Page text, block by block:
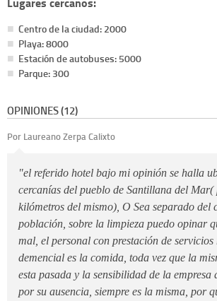
Centro de la ciudad: 2000
Playa: 8000
Estación de autobuses: 5000
Parque: 300
OPINIONES (12)
Por Laureano Zerpa Calixto
"el referido hotel bajo mi opinión se halla
cercanías del pueblo de Santillana del Mar(
kilómetros del mismo), O Sea separado del
población, sobre la limpieza puedo opinar
mal, el personal con prestación de
demencial es la comida, toda vez que la
esta pasada y la sensibilidad de la empresa
por su ausencia, siempre es la misma, por